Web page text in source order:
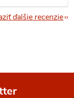
ďalšie recenzie